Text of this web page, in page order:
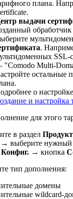
плана.
выдачи
обработчик
.
SSL-
Multi-
остальные
о
и настройка
для этого
в раздел
→ выберите
Конфиг. → кнопка
тип дополнения:
домены
wildcard-